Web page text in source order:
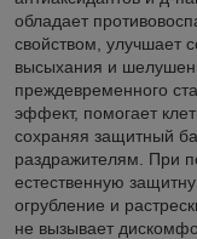
обладает
свойством, улучшает
высыхания и
преждевременного
эффект, помогает
сохраняя защитный
раздражителям. При
естественную
огрубление и
не вызывает